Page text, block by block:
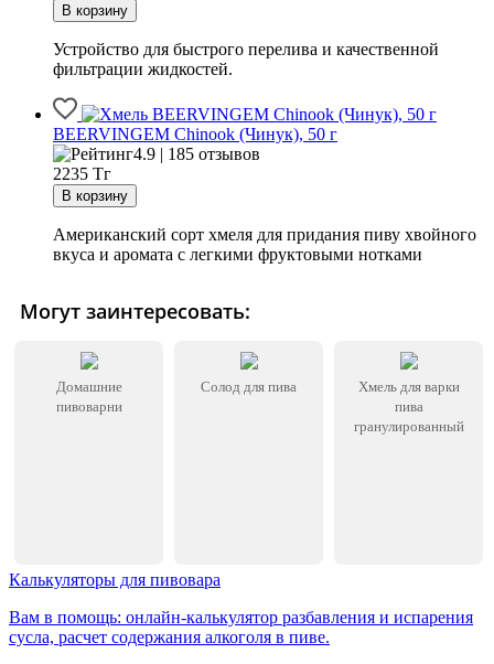
Устройство для быстрого перелива и качественной
фильтрации жидкостей.
BEERVINGEM Chinook (Чинук), 50 г
4.9 | 185 отзывов
2235 Тг
Американский сорт хмеля для придания пиву хвойного
вкуса и аромата с легкими фруктовыми нотками
Могут заинтересовать:
Домашние
пивоварни
Солод для пива
Хмель для варки
пива
гранулированный
Калькуляторы для пивовара
Вам в помощь: онлайн-калькулятор разбавления и испарения
сусла, расчет содержания алкоголя в пиве.